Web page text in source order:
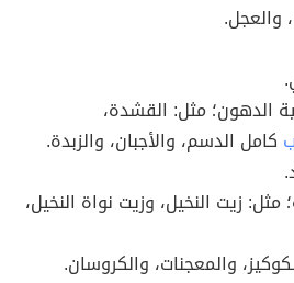
والعجل.
الدهون؛ مثل: القشدة،
كامل الدسم، والأجبان، والزبدة.
مثل: زيت النخيل، وزيت نواة النخيل،
والمعجنات، والكروسان.